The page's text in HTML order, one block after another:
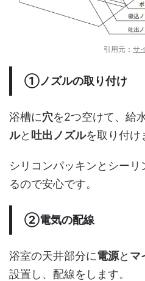
引用元： サ
①ノズルの取り付け
浴槽に穴を2つ空けて、給
ルと 吐出ノズルを取り付け
シリコンパッキンとシー
るので安心です。
②電気の配線
浴室の天井部分に電源と マ
設置し、配線をします。